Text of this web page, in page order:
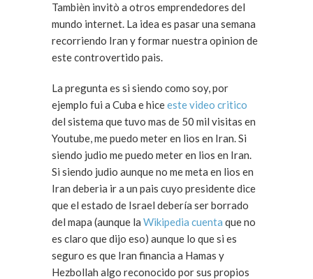
Tambièn invitò a otros emprendedores del
mundo internet. La idea es pasar una semana
recorriendo Iran y formar nuestra opinion de
este controvertido pais.
La pregunta es si siendo como soy, por
ejemplo fui a Cuba e hiceeste video critico
del sistema que tuvo mas de 50 mil visitas en
Youtube, me puedo meter en lios en Iran. Si
siendo judio me puedo meter en lios en Iran.
Si siendo judio aunque no me meta en lios en
Iran deberia ir a un pais cuyo presidente dice
que el estado de Israel debería ser borrado
del mapa (aunque la Wikipedia cuenta que no
es claro que dijo eso) aunque lo que si es
seguro es que Iran financia a Hamas y
Hezbollah algo reconocido por sus propios